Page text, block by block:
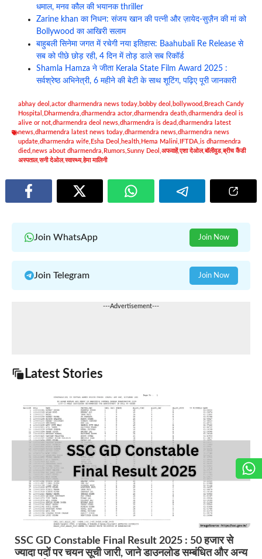
धमाल, मनव कौल की भयानक thriller
Zarine khan का निधन: संजय खान की पत्नी और ज़ायेद-सुज़ैन की मां को
Bollywood का आखिरी सलाम
बाहुबली सिनेमा जगत में रचेगी नया इतिहास: Baahubali Re Release से
सब को पीछे छोड़ रही, 4 दिन में तोड़ डाले सब रिकॉर्ड
Shamla Hamza ने जीता Kerala State Film Award 2025 :
सर्वश्रेष्ठ अभिनेत्री, 6 महीने की बेटी के साथ शूटिंग, पढ़िए पूरी जानकारी
abhay deol actor dharmendra news today bobby deol bollywood Breach Candy
Hospital
Dharmendra dharmendra actor dharmendra death dharmendra deol is
alive or not dharmendra deol news dharmendra is dead dharmendra latest
news dharmendra latest news today dharmendra news dharmendra news
update dharmendra wife Esha Deol health Hema Malini IFTDA is dharmendra
died news about dharmendra Rumors Sunny Deol अफवाहें,एशा देओल,बॉलीवुड,ब्रीच कैंडी
अस्पताल,सनी देओल,स्वास्थ्य,हेमा मालिनी
Join WhatsApp Join Now
Join Telegram Join Now
---Advertisement---
Latest Stories
SSC GD Constable Final Result 2025 : 50 हजार से
ज्यादा पदों पर चयन सूची जारी, जाने डाउनलोड सम्बंधित और अन्य